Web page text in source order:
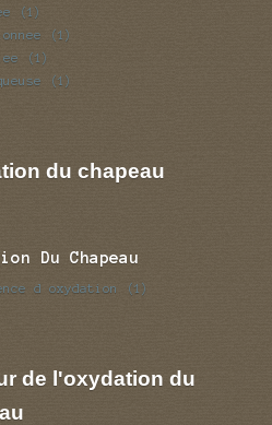
(1)
(1)
(1)
(1)
du chapeau
Du Chapeau
d oxydation (1)
de l'oxydation du